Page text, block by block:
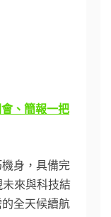
、簡報一把
身，具備完
來與科技結
全天候續航